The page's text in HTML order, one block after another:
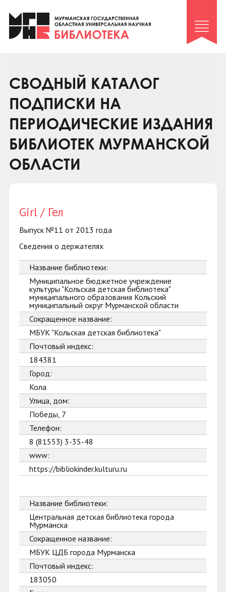
Клуб «Гиря и сельдерей»
Клуб «Семейный архив»
Коллегам
Контакты
СВОДНЫЙ КАТАЛОГ
ПОДПИСКИ НА
ПЕРИОДИЧЕСКИЕ ИЗДАНИЯ
БИБЛИОТЕК МУРМАНСКОЙ
ОБЛАСТИ
Girl / Гел
Выпуск №11 от 2013 года
Сведения о держателях
Название библиотеки:
Муниципальное бюджетное учреждение
культуры "Кольская детская библиотека"
муниципального образования Кольский
муниципальный округ Мурманской области
Сокращенное название:
МБУК "Кольская детская библиотека"
Почтовый индекс:
184381
Город:
Кола
Улица, дом:
Победы, 7
Телефон:
8 (81553) 3-35-48
www:
https://bibliokinder.kulturu.ru
Название библиотеки:
Центральная детская библиотека города
Мурманска
Сокращенное название:
МБУК ЦДБ города Мурманска
Почтовый индекс:
183050